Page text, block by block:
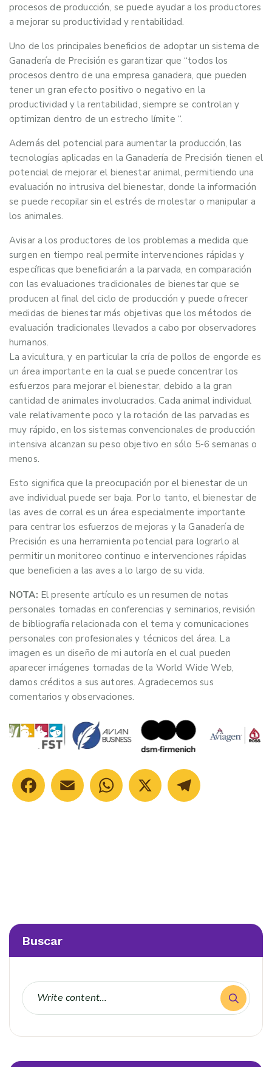
procesos de producción, se puede ayudar a los productores
a mejorar su productividad y rentabilidad.
Uno de los principales beneficios de adoptar un sistema de
Ganadería de Precisión es garantizar que “todos los
procesos dentro de una empresa ganadera, que pueden
tener un gran efecto positivo o negativo en la
productividad y la rentabilidad, siempre se controlan y
optimizan dentro de un estrecho límite “.
Además del potencial para aumentar la producción, las
tecnologías aplicadas en la Ganadería de Precisión tienen el
potencial de mejorar el bienestar animal, permitiendo una
evaluación no intrusiva del bienestar, donde la información
se puede recopilar sin el estrés de molestar o manipular a
los animales.
Avisar a los productores de los problemas a medida que
surgen en tiempo real permite intervenciones rápidas y
específicas que beneficiarán a la parvada, en comparación
con las evaluaciones tradicionales de bienestar que se
producen al final del ciclo de producción y puede ofrecer
medidas de bienestar más objetivas que los métodos de
evaluación tradicionales llevados a cabo por observadores
humanos.
La avicultura, y en particular la cría de pollos de engorde es
un área importante en la cual se puede concentrar los
esfuerzos para mejorar el bienestar, debido a la gran
cantidad de animales involucrados. Cada animal individual
vale relativamente poco y la rotación de las parvadas es
muy rápido, en los sistemas convencionales de producción
intensiva alcanzan su peso objetivo en sólo 5-6 semanas o
menos.
Esto significa que la preocupación por el bienestar de un
ave individual puede ser baja. Por lo tanto, el bienestar de
las aves de corral es un área especialmente importante
para centrar los esfuerzos de mejoras y la Ganadería de
Precisión es una herramienta potencial para lograrlo al
permitir un monitoreo continuo e intervenciones rápidas
que beneficien a las aves a lo largo de su vida.
NOTA: El presente artículo es un resumen de notas
personales tomadas en conferencias y seminarios, revisión
de bibliografía relacionada con el tema y comunicaciones
personales con profesionales y técnicos del área. La
imagen es un diseño de mi autoría en el cual pueden
aparecer imágenes tomadas de la World Wide Web,
damos créditos a sus autores. Agradecemos sus
comentarios y observaciones.
Facebook Email WhatsAppX
Buscar